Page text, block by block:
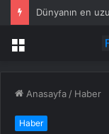
Menü
Anasayfa / Haber
Haber